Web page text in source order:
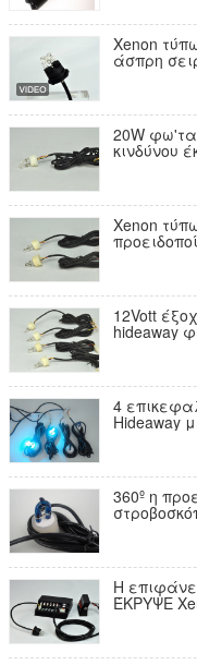
Xenon
άσπρη
20W φω'τα
κινδύνου
2pcs το
Xenon
12Vott
hideaway
4
Hideaway
360º η
Η
ΈΚΡΥΨΕ